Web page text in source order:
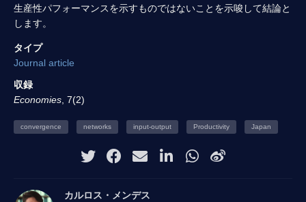
生産性パフォーマンスを示すものではないことを示唆して結論と
します。
タイプ
Journal article
収録
Economies , 7(2)
convergence networks input-output Productivity Japan
カルロス・メンデス